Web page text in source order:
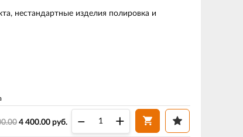
нестандартные изделия полировка и
4 400.00 руб. – +